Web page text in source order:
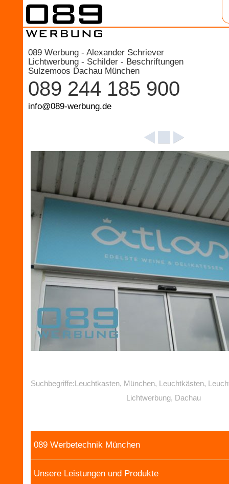
089 Werbung - Alexander Schriever
Lichtwerbung - Schilder - Beschriftungen
Sulzemoos Dachau München
089 244 185 900
info@089-werbung.de
Suchbegriffe:Leuchtkasten, München, Leuchtkästen,
Lichtwerbung, Dachau
089 Werbetechnik München
Unsere Leistungen und Produkte